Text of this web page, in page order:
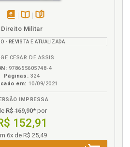
pública, p. 13
13.019/2014, p. 17
e a atuação em rede, p. 29
p. 39
acompanhamento e
histórico do "problema"
gerais, p. 46
disponível
eBook
Disponível
B.V.
Direito Militar
- REVISTA E ATUALIZADA
CESAR DE ASSIS
978655605748-4
Páginas: 324
em: 10/09/2021
IMPRESSA
R$ 169,90* por
152,91
6x de R$ 25,49